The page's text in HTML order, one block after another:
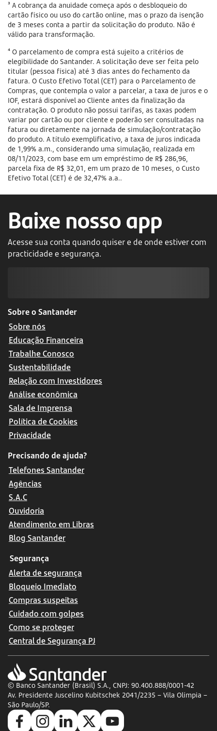
³ A cobrança da anuidade começa após o desbloqueio do
cartão físico ou uso do cartão online, mas o prazo da isenção
de 3 meses conta a partir da solicitação do produto. Não é
válido para transformação.
⁴ O parcelamento de compra está sujeito a critérios de
elegibilidade do Santander. A solicitação deve ser feita pelo
titular (pessoa física) até 3 dias antes do fechamento da
fatura. O Custo Efetivo Total (CET) para o Parcelamento de
Compras, que contempla o valor a parcelar, a taxa de juros e o
IOF, estará disponível ao Cliente antes da finalização da
contratação. O produto não possui tarifas, as taxas podem
variar por cartão ou por cliente e poderão ser consultadas na
fatura ou diretamente na jornada de simulação/contratação
do produto. A título exemplificativo, a taxa de juros indicada
de 1,99% a.m., considerando uma simulação, realizada em
08/11/2023, com base em um empréstimo de R$ 286,96,
parcela fixa de R$ 32,01, em um prazo de 10 meses, o Custo
Efetivo Total (CET) é de 32,47% a.a..
Baixe nosso app
Acesse sua conta quando quiser e de onde estiver com
practicidade e segurança.
Sobre o Santander
Sobre nós
Educação Financeira
Trabalhe Conosco
Sustentabilidade
Relação com Investidores
Análise econômica
Sala de Imprensa
Política de Cookies
Privacidade
Precisando de ajuda?
Telefones Santander
Agências
S.A.C
Ouvidoria
Atendimento em Libras
Blog Santander
Segurança
Alerta de segurança
Bloqueio Imediato
Compras suspeitas
Cuidado com golpes
Como se proteger
Central de Segurança PJ
© Banco Santander (Brasil) S.A., CNPJ: 90.400.888/0001-42
Av. Presidente Juscelino Kubitschek 2041/2235 – Vila Olímpia –
São Paulo/SP.